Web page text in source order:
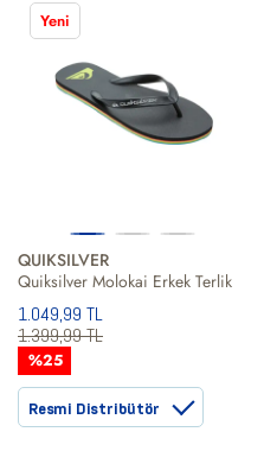
Yeni
QUIKSILVER
Quiksilver Molokai Erkek Terlik
1.049,99 TL
1.399,99 TL
%25
Resmi Distribütör